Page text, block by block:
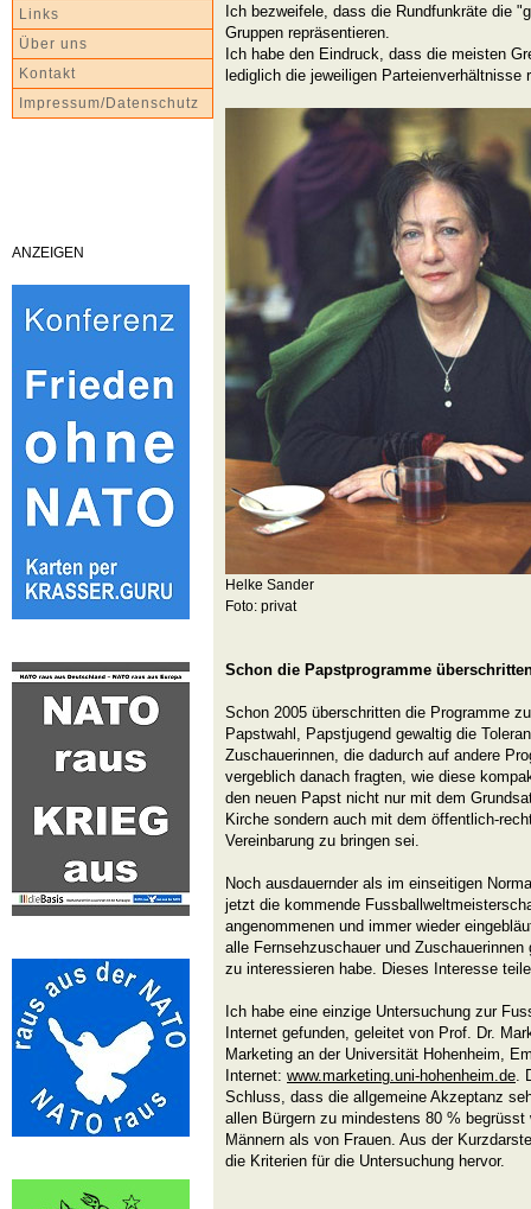
Links
Über uns
Kontakt
Impressum/Datenschutz
ANZEIGEN
Ich bezweifele, dass die Rundfunkräte die
Gruppen repräsentieren.
Ich habe den Eindruck, dass die meisten
lediglich die jeweiligen Parteienverhältnisse
Helke Sander
Foto: privat
Schon die Papstprogramme
Schon 2005 überschritten die Programme
Papstwahl, Papstjugend gewaltig die
Zuschauerinnen, die dadurch auf andere
vergeblich danach fragten, wie diese
den neuen Papst nicht nur mit dem
Kirche sondern auch mit dem öffentlich-
Vereinbarung zu bringen sei.
Noch ausdauernder als im einseitigen
jetzt die kommende
angenommenen und immer wieder
alle Fernsehzuschauer und
zu interessieren habe. Dieses Interesse
Ich habe eine einzige Untersuchung zur
Internet gefunden, geleitet von Prof. Dr.
Marketing an der Universität Hohenheim,
Internet: www.marketing.uni-hohenheim.de.
Schluss, dass die allgemeine Akzeptanz
allen Bürgern zu mindestens 80 %
Männern als von Frauen. Aus der
die Kriterien für die Untersuchung hervor.